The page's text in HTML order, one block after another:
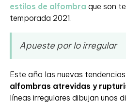
estilos de alfombra que son
temporada 2021.
Apueste por lo irregular
Este año las nuevas
alfombras atrevidas y
líneas irregulares dibujan unos